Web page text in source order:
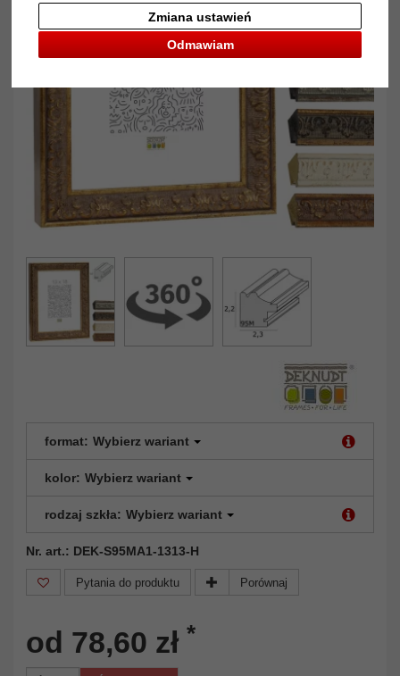
Odmawiam
Zmiana ustawień
format: Wybierz wariant
kolor: Wybierz wariant
rodzaj szkła: Wybierz wariant
Nr. art.: DEK-S95MA1-1313-H
Pytania do produktu Porównaj
od 78,60 zł *